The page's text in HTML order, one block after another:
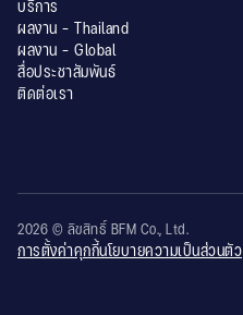
บริการ
ผลงาน - Thailand
ผลงาน - Global
สื่อประชาสัมพันธ์
ติดต่อเรา
2026 © ลิขสิทธิ์ BFM Co., Ltd.
การตั้งค่าคุกกี้นโยบายความเป็นส่วนตัว